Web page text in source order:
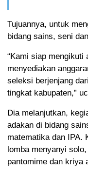
Tujuannya, untuk
bidang sains, seni
“Kami siap mengikuti
menyediakan
seleksi berjenjang
tingkat kabupaten,”
Dia melanjutkan,
adakan di bidang
matematika dan IPA.
lomba menyanyi
pantomime dan kriya